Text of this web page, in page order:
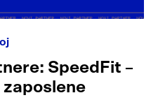
SpeedFit –